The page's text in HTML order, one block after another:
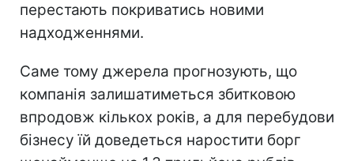
перестають покриватись новими
надходженнями.
Саме тому джерела прогнозують, що
компанія залишатиметься збитковою
впродовж кількох років, а для перебудови
бізнесу їй доведеться наростити борг